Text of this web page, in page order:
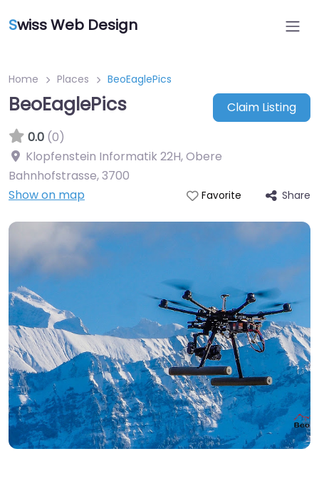
Swiss Web Design
Home Places BeoEaglePics
BeoEaglePics
Claim Listing
0.0 (0)
Klopfenstein Informatik 22H, Obere
Bahnhofstrasse,3700
Show on map
Favorite Share